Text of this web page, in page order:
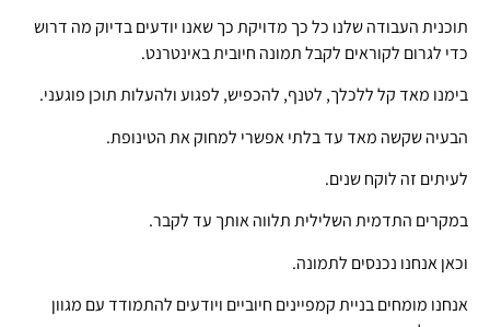
תוכנית העבודה שלנו כל כך מדויקת כך שאנו יודעים בדיוק מה דרוש
כדי לגרום לקוראים לקבל תמונה חיובית באינטרנט.
בימנו מאד קל ללכלך, לטנף, להכפיש, לפגוע ולהעלות תוכן פוגעני.
הבעיה שקשה מאד עד בלתי אפשרי למחוק את הטינופת.
לעיתים זה לוקח שנים.
במקרים התדמית השלילית תלווה אותך עד לקבר.
וכאן אנחנו נכנסים לתמונה.
אנחנו מומחים בניית קמפיינים חיוביים ויודעים להתמודד עם מגוון